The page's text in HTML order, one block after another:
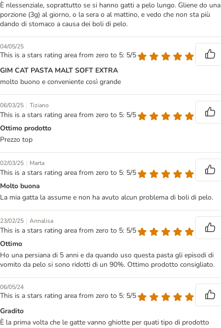
È nlessenziale, soprattutto se si hanno gatti a pelo lungo. Gliene do una
porzione (3g) al giorno, o la sera o al mattino, e vedo che non sta più
dando di stomaco a causa dei boli di pelo.
04/05/25
This is a stars rating area from zero to 5: 5/5
GIM CAT PASTA MALT SOFT EXTRA
molto buono e conveniente così grande
06/03/25 | Tiziano
This is a stars rating area from zero to 5: 5/5
Ottimo prodotto
Prezzo top
02/03/25 | Marta
This is a stars rating area from zero to 5: 5/5
Molto buona
La mia gatta la assume e non ha avuto alcun problema di boli di pelo.
23/02/25 | Annalisa
This is a stars rating area from zero to 5: 5/5
Ottimo
Ho una persiana di 5 anni e da quando uso questa pasta gli episodi di
vomito da pelo si sono ridotti di un 90%. Ottimo prodotto consigliato.
06/05/24
This is a stars rating area from zero to 5: 5/5
Gradito
È la prima volta che le gatte vanno ghiotte per quati tipo di prodotto